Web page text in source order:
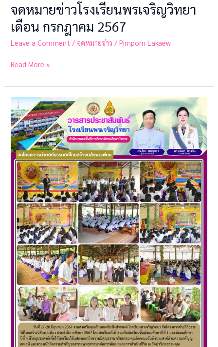
จดหมายข่าวโรงเรียนพรเจริญวิทยา
เดือน กรกฎาคม 2567
Leave a Comment / จดหมายข่าว /Pimporn Lakaew
Read More »
จดหมาย
ข่าว
โรงเรียน
พรเจริญ
วิทยา
เดือน
มิถุนายน
2567